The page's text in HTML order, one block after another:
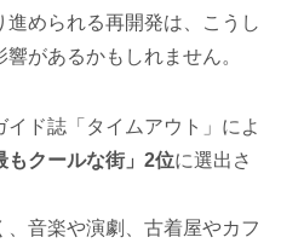
められる再開発は、こうし
があるかもしれません。
ド誌「タイムアウト」によ
もクールな街」2位に選出さ
音楽や演劇、古着屋やカフ